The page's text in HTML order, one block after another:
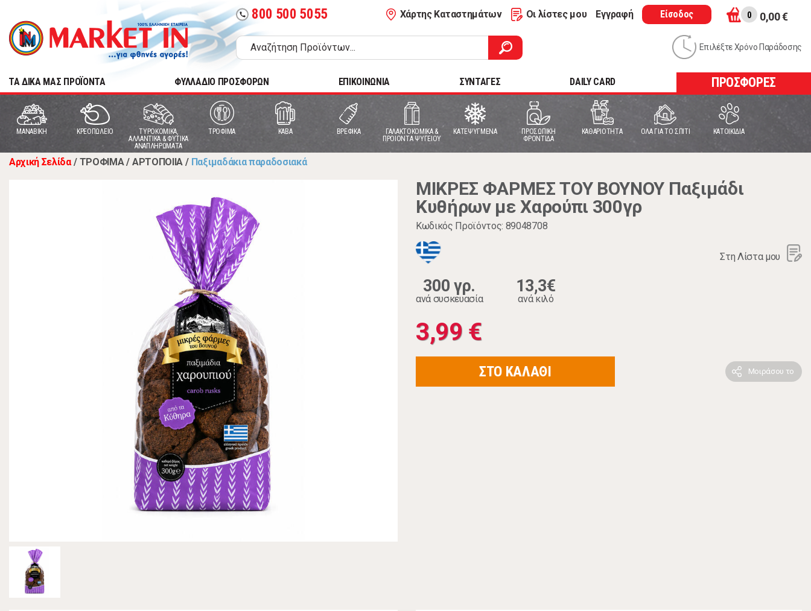
call 800 500 5055 Χάρτης Καταστημάτων Οι λίστες μου Εγγραφή Είσοδος 0 0,00 €
Επιλέξτε Χρόνο Παράδοσης
TA ΔΙΚΑ ΜΑΣ ΠΡΟΪΟΝΤΑ ΦΥΛΛΑΔΙΟ ΠΡΟΣΦΟΡΩΝ ΕΠΙΚΟΙΝΩΝΙΑ ΣΥΝΤΑΓΕΣ DAILY CARD ΠΡΟΣΦΟΡΕΣ
MANABIKH ΚΡΕΟΠΩΛΕΙΟ
ΤΥΡΟΚΟΜΙΚΑ,
ΑΛΛΑΝΤΙΚΑ & ΦΥΤΙΚΑ
ΑΝΑΠΛΗΡΩΜΑΤΑ
ΤΡΟΦΙΜΑ ΚΑΒΑ ΒΡΕΦΙΚΑ
ΓΑΛΑΚΤΟΚΟΜΙΚΑ &
ΠΡΟΙΟΝΤΑ ΨΥΓΕΙΟΥ
ΚΑΤΕΨΥΓΜΕΝΑ
ΠΡΟΣΩΠΙΚΗ
ΦΡΟΝΤΙΔΑ
ΚΑΘΑΡΙΟΤΗΤΑ ΟΛΑ ΓΙΑ ΤΟ ΣΠΙΤΙ ΚΑΤΟΙΚΙΔΙΑ
Αρχική Σελίδα / ΤΡΟΦΙΜΑ / ΑΡΤΟΠΟΙΙΑ / Παξιμαδάκια παραδοσιακά
ΜΙΚΡΕΣ ΦΑΡΜΕΣ ΤΟΥ ΒΟΥΝΟΥ Παξιμάδι
Κυθήρων με Χαρούπι 300γρ
Κωδικός Προϊόντος: 89048708
Στη Λίστα μου
300 γρ.
ανά συσκευασία
13,3€
ανά κιλό
3,99 €
ΣΤΟ ΚΑΛΑΘΙ Μοιράσου το